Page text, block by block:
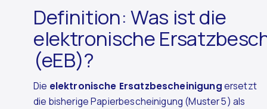
Definition: Was ist die
elektronische
(eEB)?
Die elektronische Ersatzbescheinigungersetzt
die bisherige Papierbescheinigung (Muster 5) als